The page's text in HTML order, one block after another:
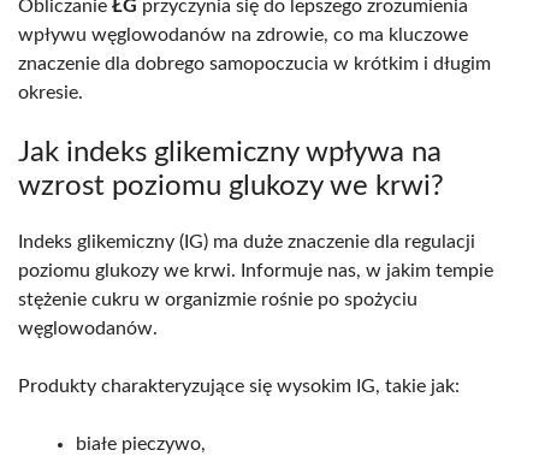
Obliczanie ŁG przyczynia się do lepszego zrozumienia
wpływu węglowodanów na zdrowie, co ma kluczowe
znaczenie dla dobrego samopoczucia w krótkim i długim
okresie.
Jak indeks glikemiczny wpływa na
wzrost poziomu glukozy we krwi?
Indeks glikemiczny (IG) ma duże znaczenie dla regulacji
poziomu glukozy we krwi. Informuje nas, w jakim tempie
stężenie cukru w organizmie rośnie po spożyciu
węglowodanów.
Produkty charakteryzujące się wysokim IG, takie jak:
białe pieczywo,